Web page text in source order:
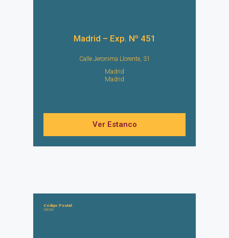
Madrid – Exp. Nº 451
Calle Jeronima Llorente, 31
Madrid
Madrid
Ver Estanco
Código Postal:
28039